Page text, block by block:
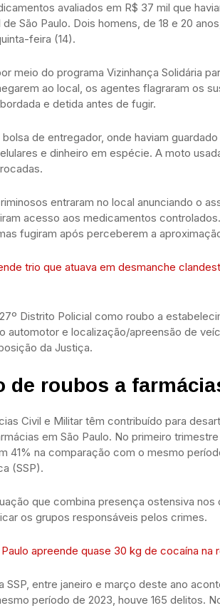
avaliados em R$ 37 mil que
São Paulo. Dois homens, de 18 e 20
feira (14).
meio do programa Vizinhança Solidária
ao local, os agentes flagraram os
e detida antes de fugir.
de entregador, onde haviam
e dinheiro em espécie. A moto
entraram no local anunciando o
acesso aos medicamentos
fugiram após perceberem a
trio que atuava em desmanche
Distrito Policial como roubo a
automotor e localização/apreensão de
da Justiça.
de roubos a
Civil e Militar têm contribuído para
em São Paulo. No primeiro
41% na comparação com o mesmo
(SSP).
que combina presença ostensiva
os grupos responsáveis pelos crimes.
apreende quase 30 kg de cocaína na
SSP, entre janeiro e março deste ano
período de 2023, houve 165 delitos.